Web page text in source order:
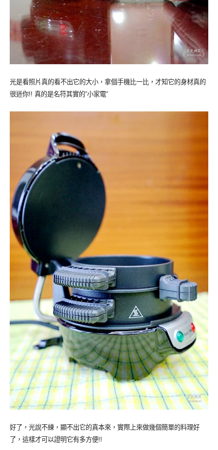
光是看照片真的看不出它的大小，拿個手機比一比，才知它的身材真的
很迷你!! 真的是名符其實的”小家電”
好了，光說不練，顯不出它的真本來，實際上來做幾個簡單的料理好
了，這樣才可以證明它有多方便!!